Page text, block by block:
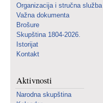
Organizacija i stručna služba
Važna dokumenta
Brošure
Skupština 1804-2026.
Istorijat
Kontakt
Aktivnosti
Narodna skupština